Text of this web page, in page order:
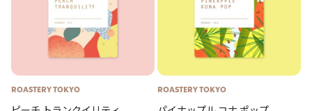
ROASTERY TOKYO ROASTERY TOKYO